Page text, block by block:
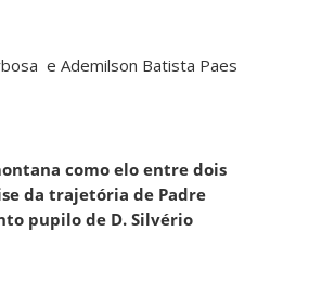
e Ademilson Batista Paes
como elo entre dois
da trajetória de Padre
pupilo de D. Silvério